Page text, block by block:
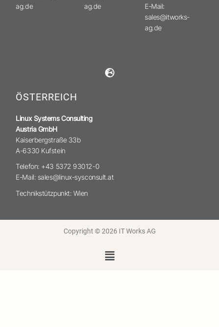
ag.de
ag.de
E-Mail:
sales@itworks-
ag.de
ÖSTERREICH
Linux Systems Consulting
Austria GmbH
Kaiserbergstraße 33b
A-6330 Kufstein
Telefon: +43 5372 93012-0
E-Mail: sales@linux-sysconsult.at
Technikstützpunkt: Wien
Copyright © 2026 IT Works AG
Menü